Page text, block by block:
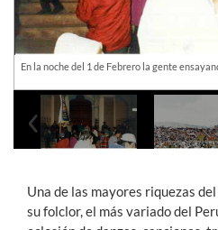
En la noche del 1 de Febrero la gente
Previous
Una de las mayores riquezas
su folclor, el más variado del